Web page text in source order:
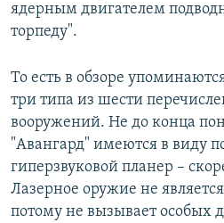
ядерным двигателем
торпеду".
То есть в обзоре
три типа из шести
вооружений. Не до конца
"Авангард" имеются в виду
гиперзвуковой планер –
Лазерное оружие не
потому не вызывает особых